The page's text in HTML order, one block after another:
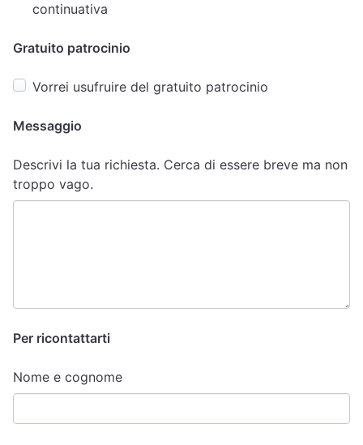
continuativa
Gratuito patrocinio
Vorrei usufruire del gratuito patrocinio
Messaggio
Descrivi la tua richiesta. Cerca di essere breve ma non
troppo vago.
Per ricontattarti
Nome e cognome